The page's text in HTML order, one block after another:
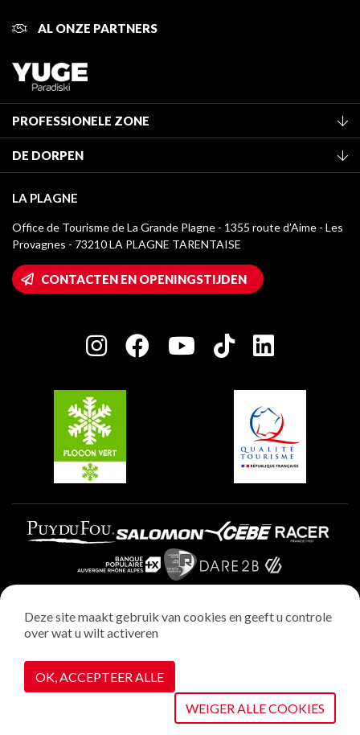
AL ONZE PARTNERS
PROFESSIONELE ZONE
Classificatie van de gemeubileerde accommodaties
Verblijfstaks
Mediatheek
La Plagne logo's
Wifi toegang
Huis van de eigenaar
Charter van toegewijde spelers
DE DORPEN
Champagny-en-Vanoise
Montchavin - Les Coches
Plagne 1800
Plagne Villages
Plagne Aime 2000
LA PLAGNE
Office de Tourisme de La Grande Plagne - 1355 route d’Aime - Les
Provagnes - 73210 LA PLAGNE TARENTAISE
CONTACTEN EN OPENINGSTIJDEN
Wettelijke vermeldingen
Privacybeleid
Realisatie : StudioJuillet
Cookiebeheer
Deze site maakt gebruik van cookies en geeft u controle
over wat u wilt activeren
OK, ACCEPTEER ALLE
WEIGER ALLE COOKIES